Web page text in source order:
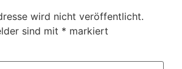
wird nicht veröffentlicht.
sind mit * markiert